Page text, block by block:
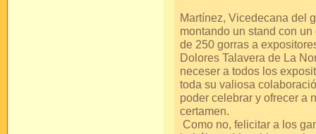
Martínez, Vicedecana del
montando un stand con
de 250 gorras a
Dolores Talavera de La
neceser a todos los
toda su valiosa
poder celebrar y ofrecer a
Como no, felicitar a los